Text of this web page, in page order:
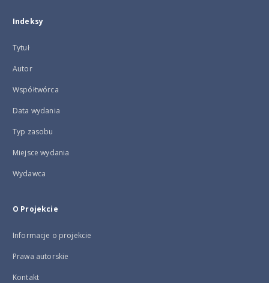
Indeksy
Tytuł
Autor
Współtwórca
Data wydania
Typ zasobu
Miejsce wydania
Wydawca
O Projekcie
Informacje o projekcie
Prawa autorskie
Kontakt